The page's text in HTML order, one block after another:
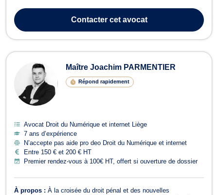
d’accompagner efficacement une clientèle locale et internationale.
Maîtr...
Contactercet avocat
Maître Joachim PARMENTIER
Répond rapidement
Avocat Droit du Numérique et internet Liège
7 ans d’expérience
N’accepte pas aide pro deo Droit du Numérique et internet
Entre 150 € et 200 € HT
Premier rendez-vous à 100€ HT, offert si ouverture de dossier
À propos : À la croisée du droit pénal et des nouvelles